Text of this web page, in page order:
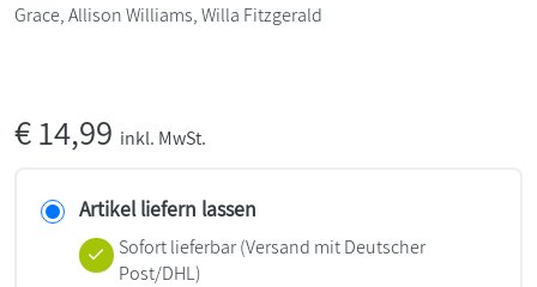
Grace, Allison Williams, Willa Fitzgerald
€14,99 inkl. MwSt.
Artikel liefern lassen
Sofort lieferbar(Versand mit Deutscher
Post/DHL)